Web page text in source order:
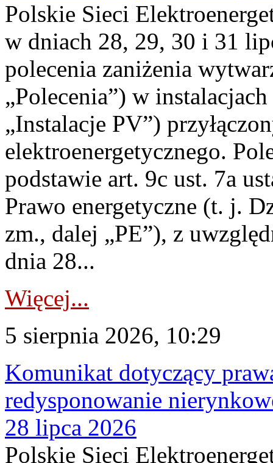
Polskie Sieci
w dniach 28, 29, 30 i 31
polecenia zaniżenia
„Polecenia”) w
„Instalacje PV”)
elektroenergetycznego.
podstawie art. 9c ust. 7a
Prawo energetyczne (t. j.
zm., dalej „PE”), z
dnia 28...
Więcej...
5 sierpnia 2026, 10:29
Komunikat dotyczący
redysponowanie
28 lipca 2026
Polskie Sieci